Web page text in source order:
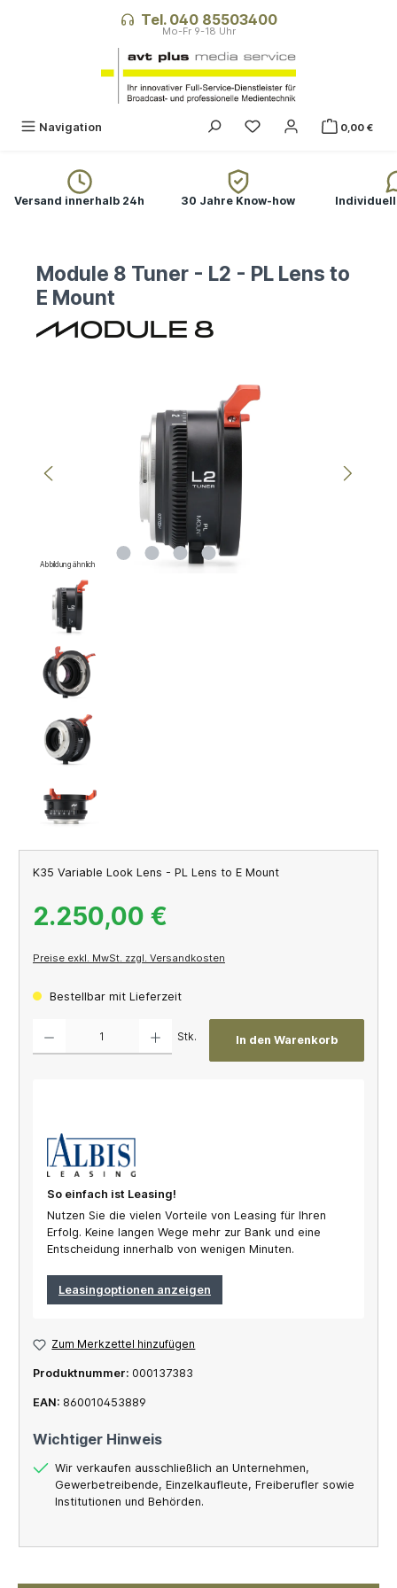
Tel. 040 85503400
Navigation 0,00 €
Versand innerhalb 24h 30 Jahre Know-how
Module 8 Tuner - L2 - PL Lens to
E Mount
Abbildung ähnlich
K35 Variable Look Lens - PL Lens to E Mount
2.250,00 €
Preise exkl. MwSt. zzgl. Versandkosten
Bestellbar mit Lieferzeit
Stk. In den Warenkorb
So einfach ist Leasing!
Nutzen Sie die vielen Vorteile von Leasing für Ihren
Erfolg. Keine langen Wege mehr zur Bank und eine
Entscheidung innerhalb von wenigen Minuten.
Leasingoptionen anzeigen
Zum Merkzettel hinzufügen
Produktnummer: 000137383
EAN: 860010453889
Wichtiger Hinweis
Wir verkaufen ausschließlich an Unternehmen,
Gewerbetreibende, Einzelkaufleute, Freiberufler sowie
Institutionen und Behörden.